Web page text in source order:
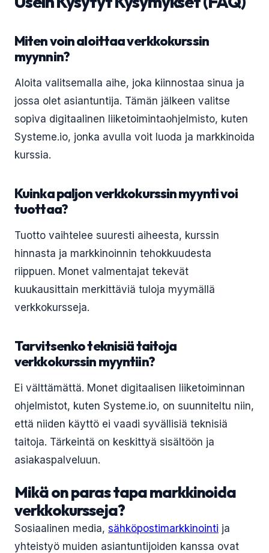
Miten voin aloittaa verkkokurssin
myynnin?
Aloita valitsemalla aihe, joka kiinnostaa sinua ja
jossa olet asiantuntija. Tämän jälkeen valitse
sopiva digitaalinen liiketoimintaohjelmisto, kuten
Systeme.io, jonka avulla voit luoda ja markkinoida
kurssia.
Kuinka paljon verkkokurssin myynti voi
tuottaa?
Tuotto vaihtelee suuresti aiheesta, kurssin
hinnasta ja markkinoinnin tehokkuudesta
riippuen. Monet valmentajat tekevät
kuukausittain merkittäviä tuloja myymällä
verkkokursseja.
Tarvitsenko teknisiä taitoja
verkkokurssin myyntiin?
Ei välttämättä. Monet digitaalisen liiketoiminnan
ohjelmistot, kuten Systeme.io, on suunniteltu niin,
että niiden käyttö ei vaadi syvällisiä teknisiä
taitoja. Tärkeintä on keskittyä sisältöön ja
asiakaspalveluun.
Mikä on paras tapa markkinoida
verkkokursseja?
Sosiaalinen media, sähköpostimarkkinointi ja
yhteistyö muiden asiantuntijoiden kanssa ovat